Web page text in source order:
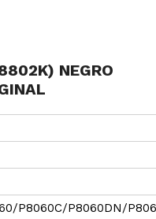
NEGRO
P8060C/P8060DN/